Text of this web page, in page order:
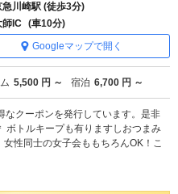
急川崎駅 (徒歩3分)
師IC (車10分)
Googleマップで開く
5,500 円 ～ 宿泊 6,700 円 ～
なクーポンを発行しています。是非
ボトルキープも有りますしおつまみ
性同士の女子会ももちろんOK！こ